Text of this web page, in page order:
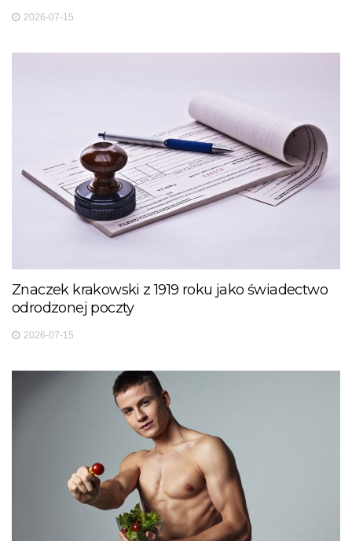
2026-07-15
Znaczek krakowski z 1919 roku jako świadectwo
odrodzonej poczty
2026-07-15